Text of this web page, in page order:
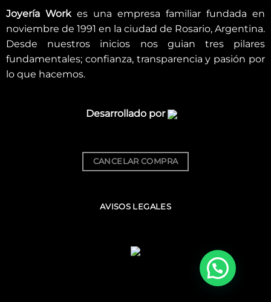
Joyería Workes una empresa familiar fundada en
noviembre de 1991 en la ciudad de Rosario, Argentina.
Desde nuestros inicios nos guian tres pilares
fundamentales; confianza, transparencia y pasión por
lo que hacemos.
Desarrollado por
CANCELAR COMPRA
AVISOS LEGALES